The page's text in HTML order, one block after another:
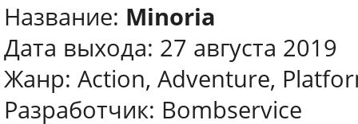
Название: Minoria
Дата выхода: 27 августа 2019
Жанр: Action, Adventure,
Разработчик: Bombservice